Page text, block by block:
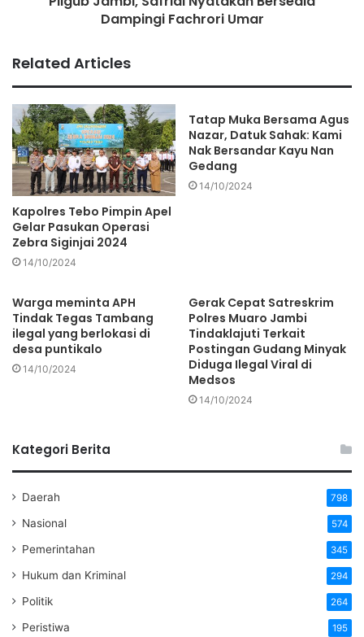
mereka dipulangkan padahal masih 1 kali PCR, nanti klaim
rumah sakit ditolak BPJS. Di situ saja masalahnya
pasien yang masuk dan keluar ini nggak sebanding ,” jelas
Brahmana.
Mendengar penjelasan ini, ditambah penjelasan dari
berbagai dokter spesialis paru dan anestesi serta
perwakilan rumah sakit se-Surabaya, lagi-lagi Risma pun
kembali meminta maaf.
“Saya memang goblok. Saya nggak pantas jadi wali kota
Surabaya. Saya minta maaf Pak Sudarsono,” kata Risma
kaki Sudarsono kedua kalinya sambil terus menangis. ***
Muhamad Usman
Dampingi Fachrori Umar
Related Articles
Kapolres Tebo Pimpin Apel
Gelar Pasukan Operasi
Zebra Siginjai 2024
14/10/2024
Tatap Muka Bersama Agus
Nazar, Datuk Sahak: Kami
Nak Bersandar Kayu Nan
Gedang
14/10/2024
Warga meminta APH
Tindak Tegas Tambang
ilegal yang berlokasi di
desa puntikalo
14/10/2024
Gerak Cepat Satreskrim
Polres Muaro Jambi
Tindaklajuti Terkait
Postingan Gudang Minyak
Diduga Ilegal Viral di
Medsos
14/10/2024
Kategori Berita
Daerah 798
Nasional 574
Pemerintahan 345
Hukum dan Kriminal 294
Politik 264
Peristiwa 195